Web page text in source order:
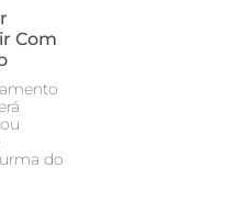
Com
do